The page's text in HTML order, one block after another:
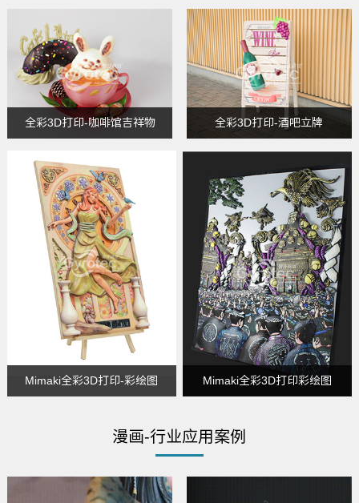
全彩3D打印-咖啡馆吉祥物 全彩3D打印-酒吧立牌
Mimaki全彩3D打印-彩绘图 Mimaki全彩3D打印彩绘图
漫画-行业应用案例